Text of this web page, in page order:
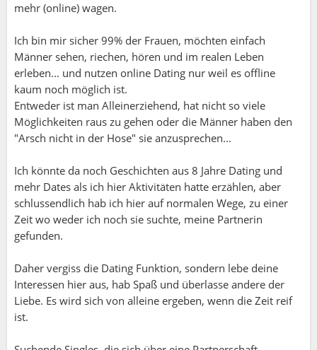
mehr (online) wagen.
Ich bin mir sicher 99% der Frauen, möchten einfach
Männer sehen, riechen, hören und im realen Leben
erleben... und nutzen online Dating nur weil es offline
kaum noch möglich ist.
Entweder ist man Alleinerziehend, hat nicht so viele
Möglichkeiten raus zu gehen oder die Männer haben den
"Arsch nicht in der Hose" sie anzusprechen...
Ich könnte da noch Geschichten aus 8 Jahre Dating und
mehr Dates als ich hier Aktivitäten hatte erzählen, aber
schlussendlich hab ich hier auf normalen Wege, zu einer
Zeit wo weder ich noch sie suchte, meine Partnerin
gefunden.
Daher vergiss die Dating Funktion, sondern lebe deine
Interessen hier aus, hab Spaß und überlasse andere der
Liebe. Es wird sich von alleine ergeben, wenn die Zeit reif
ist.